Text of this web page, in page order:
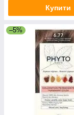
Купити
–5%